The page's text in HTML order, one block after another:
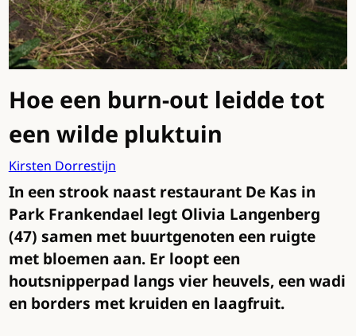
Hoe een burn-out leidde tot
een wilde pluktuin
Kirsten Dorrestijn
In een strook naast restaurant De Kas in
Park Frankendael legt Olivia Langenberg
(47) samen met buurtgenoten een ruigte
met bloemen aan. Er loopt een
houtsnipperpad langs vier heuvels, een wadi
en borders met kruiden en laagfruit.